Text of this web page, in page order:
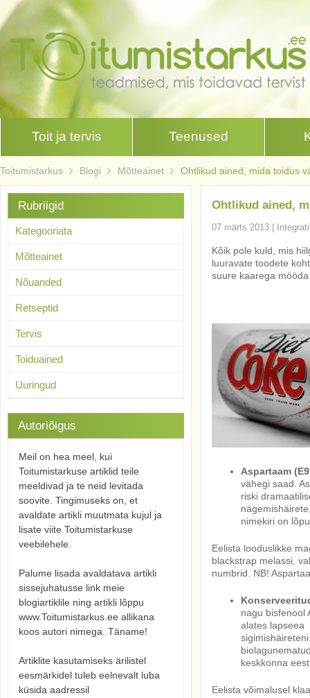
Toit ja tervis Teenused
Toitumistarkus Blogi Mõtteainet Ohtlikud ained, mida toidus
Ohtlikud ained,
07 märts 2013
Kõik pole kuld, mis
luuravate toodete
suure kaarega
Aspartaam
vähegi saad.
riski
nimekiri on
Eelista looduslikke
blackstrap melassi,
numbrid. NB!
nagu bisfenool
alates lapseea
keskkonna
Eelista võimalusel
Rubriigid
Kategooriata
Mõtteainet
Nõuanded
Retseptid
Tervis
Toiduained
Uuringud
Autoriõigus
Meil on hea meel, kui
Toitumistarkuse artiklid teile
meeldivad ja te neid levitada
soovite. Tingimuseks on, et
avaldate artikli muutmata kujul ja
lisate viite Toitumistarkuse
veebilehele.
Palume lisada avaldatava artikli
sissejuhatusse link meie
blogiartiklile ning artikli lõppu
www.Toitumistarkus.ee allikana
koos autori nimega. Täname!
Artiklite kasutamiseks ärilistel
eesmärkidel tuleb eelnevalt luba
küsida aadressil